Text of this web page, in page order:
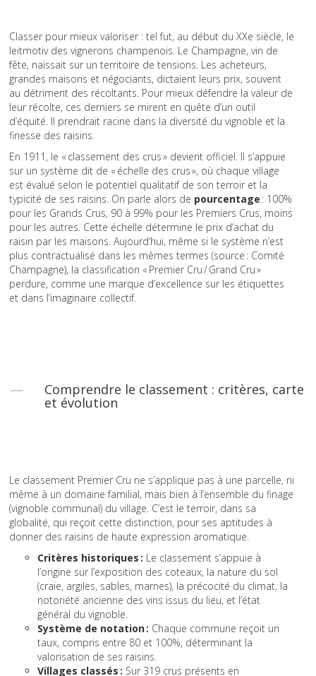
Classer pour mieux valoriser : tel fut, au début du XXe siècle, le
leitmotiv des vignerons champenois. Le Champagne, vin de
fête, naissait sur un territoire de tensions. Les acheteurs,
grandes maisons et négociants, dictaient leurs prix, souvent
au détriment des récoltants. Pour mieux défendre la valeur de
leur récolte, ces derniers se mirent en quête d’un outil
d’équité. Il prendrait racine dans la diversité du vignoble et la
finesse des raisins.
En 1911, le « classement des crus » devient officiel. Il s’appuie
sur un système dit de « échelle des crus », où chaque village
est évalué selon le potentiel qualitatif de son terroir et la
typicité de ses raisins. On parle alors de pourcentage : 100%
pour les Grands Crus, 90 à 99% pour les Premiers Crus, moins
pour les autres. Cette échelle détermine le prix d’achat du
raisin par les maisons. Aujourd’hui, même si le système n’est
plus contractualisé dans les mêmes termes (source : Comité
Champagne), la classification « Premier Cru / Grand Cru »
perdure, comme une marque d’excellence sur les étiquettes
et dans l’imaginaire collectif.
Comprendre le classement : critères, carte
et évolution
Le classement Premier Cru ne s’applique pas à une parcelle, ni
même à un domaine familial, mais bien à l’ensemble du finage
(vignoble communal) du village. C’est le terroir, dans sa
globalité, qui reçoit cette distinction, pour ses aptitudes à
donner des raisins de haute expression aromatique.
Critères historiques : Le classement s’appuie à
l’origine sur l’exposition des coteaux, la nature du sol
(craie, argiles, sables, marnes), la précocité du climat, la
notoriété ancienne des vins issus du lieu, et l’état
général du vignoble.
Système de notation : Chaque commune reçoit un
taux, compris entre 80 et 100%, déterminant la
valorisation de ses raisins.
Villages classés : Sur 319 crus présents en